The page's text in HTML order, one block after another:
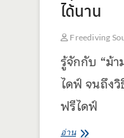
ได้นาน
Freediving
รู้จักกับ “ม้า
ไดฟ์ จนถึง
ฟรีไดฟ์
อ่านSpleen